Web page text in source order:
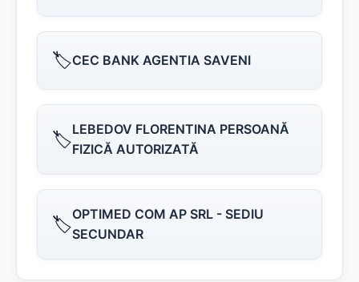
🏷️CEC BANK AGENTIA SAVENI
🏷️LEBEDOV FLORENTINA PERSOANĂ
FIZICĂ AUTORIZATĂ
🏷️OPTIMED COM AP SRL - SEDIU
SECUNDAR